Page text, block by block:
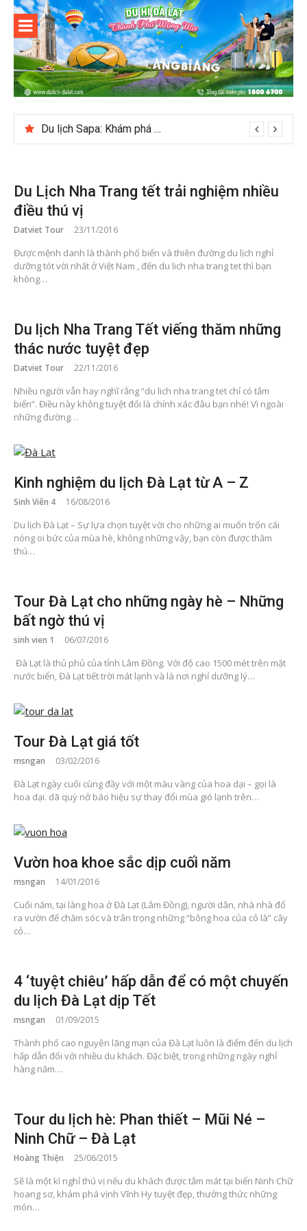
Skip
content
Du lịch Đà
Lạt
Du lịch Sapa: Khám phá bản Ý Linh Hồ độc đáo giữa Tây Bắc
Du Lịch Nha Trang tết trải nghiệm nhiều
điều thú vị
Datviet Tour 23/11/2016
Được mệnh danh là thành phố biển và thiên đường du lịch nghỉ
dưỡng tót vời nhất ở Việt Nam , đến du lich nha trang tet thì bạn
không…
Du lịch Nha Trang Tết viếng thăm những
thác nước tuyệt đẹp
Datviet Tour 22/11/2016
Nhiều người vẫn hay nghĩ rằng “du lich nha trang tet chỉ có tắm
biển”. Điều này không tuyệt đối là chính xác đâu bạn nhé! Vì ngoài
những đường…
Kinh nghiệm du lịch Đà Lạt từ A – Z
Sinh Viên 4 16/08/2016
Du lịch Đà Lạt – Sự lựa chọn tuyệt vời cho những ai muốn trốn cái
nóng oi bức của mùa hè, không những vậy, bạn còn được thăm
thú…
Tour Đà Lạt cho những ngày hè – Những
bất ngờ thú vị
sinh vien 1 06/07/2016
Đà Lạt là thủ phủ của tỉnh Lâm Đồng. Với độ cao 1500 mét trên mặt
nước biển, Đà Lạt tiết trời mát lạnh và là nơi nghỉ dưỡng lý…
Tour Đà Lạt giá tốt
msngan 03/02/2016
Đà Lạt ngày cuối cùng đầy với một màu vàng của hoa dại – gọi là
hoa dại. dã quỳ nở báo hiệu sự thay đổi mùa gió lạnh trên…
Vườn hoa khoe sắc dịp cuối năm
msngan 14/01/2016
Cuối năm, tại làng hoa ở Đà Lạt (Lâm Đồng), người dân, nhà nhà đổ
ra vườn để chăm sóc và trân trọng những “bông hoa của cô là” cây
cỏ…
4 ‘tuyệt chiêu’ hấp dẫn để có một chuyến
du lịch Đà Lạt dịp Tết
msngan 01/09/2015
Thành phố cao nguyên lãng mạn của Đà Lạt luôn là điểm đến du lịch
hấp dẫn đối với nhiều du khách. Đặc biệt, trong những ngày nghỉ
hàng năm…
Tour du lịch hè: Phan thiết – Mũi Né –
Ninh Chữ – Đà Lạt
Hoàng Thiện 25/06/2015
Sẽ là một kì nghỉ thú vị nếu du khách được tắm mát tại biển Ninh Chữ
hoang sơ, khám phá vịnh Vĩnh Hy tuyệt đẹp, thưởng thức những
món…